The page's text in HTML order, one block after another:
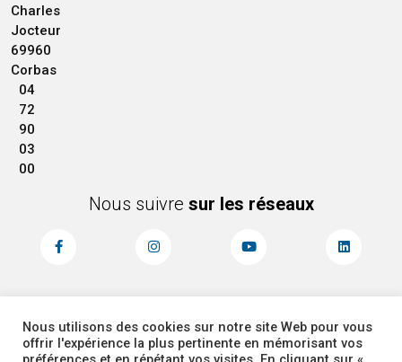
Charles
Jocteur
69960
Corbas
04
72
90
03
00
Nous suivre sur les réseaux
MENTIONS LÉGALES
PLAN DU SITE
ACCESSIBILITÉ
ADMINISTRATEUR
Nous utilisons des cookies sur notre site Web pour vous
offrir l'expérience la plus pertinente en mémorisant vos